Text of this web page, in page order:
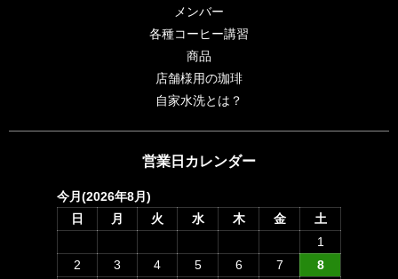
メンバー
各種コーヒー講習
商品
店舗様用の珈琲
自家水洗とは？
営業日カレンダー
今月(2026年8月)
日
月 火 水 木 金
土
1
2
3 4 5 6 7
8